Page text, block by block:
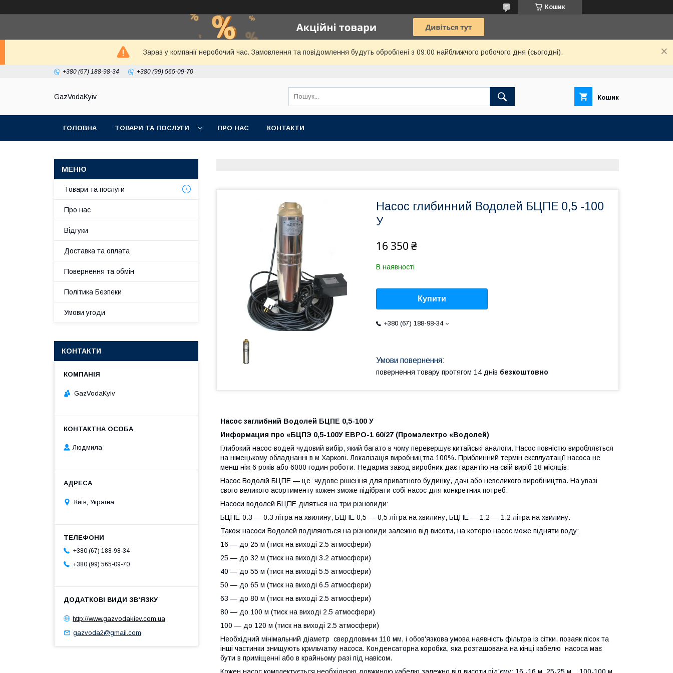
Кошик
Зараз у компанії неробочий час. Замовлення та повідомлення будуть оброблені з 09:00 найближчого робочого дня (сьогодні).
+380 (67) 188-98-34 +380 (99) 565-09-70
GazVodaKyiv Кошик
ГОЛОВНА ТОВАРИ ТА ПОСЛУГИ ПРО НАС КОНТАКТИ
Насос глибинний Водолей БЦПЕ 0,5 -100
У
16 350 ₴
В наявності
Купити
+380 (67) 188-98-34
повернення товару протягом 14 днів безкоштовно
Насос заглибний Водолей БЦПЕ 0,5-100 У
Информация про «БЦПЭ 0,5-100У ЕВРО-1 60/27 (Промэлектро «Водолей)
Глибокий насос-водей чудовий вибір, який багато в чому перевершує китайські аналоги. Насос повністю виробляється
на німецькому обладнанні в м Харкові. Локалізація виробництва 100%. Приблинний термін експлуатації насоса не
менш ніж 6 років або 6000 годин роботи. Недарма завод виробник дає гарантію на свій виріб 18 місяців.
Насос Водолій БЦПЕ — це чудове рішення для приватного будинку, дачі або невеликого виробництва. На увазі
свого великого асортименту кожен зможе підібрати собі насос для конкретних потреб.
Насоси водолей БЦПЕ діляться на три різновиди:
БЦПЕ-0.3 ― 0.3 літра на хвилину, БЦПЕ 0,5 — 0,5 літра на хвилину, БЦПЕ — 1.2 — 1.2 літра на хвилину.
Також насоси Водолей поділяються на різновиди залежно від висоти, на которю насос може підняти воду:
16 — до 25 м (тиск на виході 2.5 атмосфери)
25 — до 32 м (тиск на виході 3.2 атмосфери)
40 — до 55 м (тиск на виході 5.5 атмосфери)
50 — до 65 м (тиск на виході 6.5 атмосфери)
63 — до 80 м (тиск на виході 2.5 атмосфери)
80 — до 100 м (тиск на виході 2.5 атмосфери)
100 — до 120 м (тиск на виході 2.5 атмосфери)
Необхідний мінімальний діаметр свердловини 110 мм, і обов'язкова умова наявність фільтра із сітки, позаяк пісок та
інші частинки знищують крильчатку насоса. Конденсаторна коробка, яка розташована на кінці кабелю насоса має
бути в приміщенні або в крайньому разі під навісом.
Кожен насос комплектується необхідною довжиною кабелю залежно від висоти під'єму: 16 -16 м, 25-25 м....100-100 м.
Товари та послуги
Про нас
Відгуки
Доставка та оплата
Повернення та обмін
Політика Безпеки
Умови угоди
КОНТАКТИ
GazVodaKyiv
Людмила
Київ, Україна
+380 (67) 188-98-34
+380 (99) 565-09-70
http://www.gazvodakiev.com.ua
gazvoda2@gmail.com